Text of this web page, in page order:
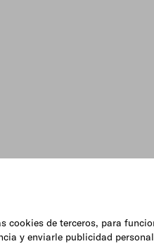
de terceros, para
y enviarle publicidad